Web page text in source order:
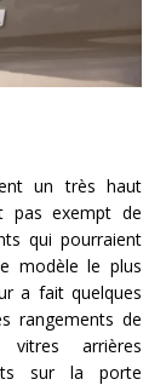
un très haut
pas exempt de
qui pourraient
modèle le plus
a fait quelques
rangements de
vitres arrières
sur la porte